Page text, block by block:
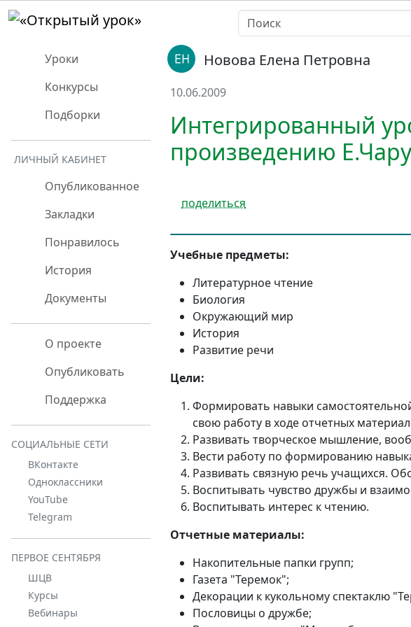
Уроки
Конкурсы
Подборки
ЛИЧНЫЙ КАБИНЕТ
Опубликованное
Закладки
Понравилось
История
Документы
О проекте
Опубликовать
Поддержка
СОЦИАЛЬНЫЕ СЕТИ
ВКонтакте
Одноклассники
YouTube
Telegram
ПЕРВОЕ СЕНТЯБРЯ
ШЦВ
Курсы
Вебинары
Новова Елена Петровна
10.06.2009
Интегрированный
произведению
поделиться
Учебные предметы:
Литературное чтение
Биология
Окружающий мир
История
Развитие речи
Цели:
Формировать навыки
свою работу в ходе отчетных
Развивать творческое мышление,
Вести работу по формированию
Развивать связную речь учащихся.
Воспитывать чувство дружбы и
Воспитывать интерес к чтению.
Отчетные материалы:
Накопительные папки групп;
Газета "Теремок";
Декорации к кукольному спектаклю
Пословицы о дружбе;